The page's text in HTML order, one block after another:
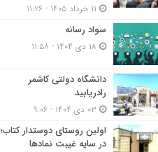
سواد رسانه
دانشگاه دولتی کاشمر‌
رادریابید
اولین روستای دوستدار کتاب؛
در سایه غیبت نمادها